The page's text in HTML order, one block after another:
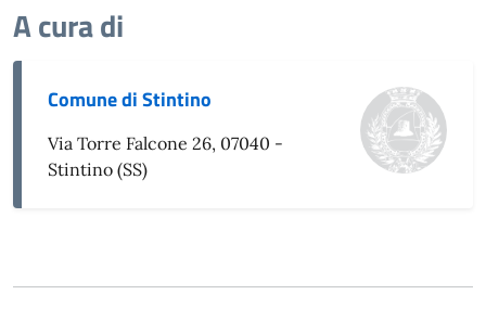
A cura di
Comune di Stintino
Via Torre Falcone 26, 07040 -
Stintino (SS)